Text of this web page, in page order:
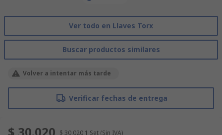
Ver todo en Llaves Torx
Buscar productos similares
Volver a intentar más tarde
Verificar fechas de entrega
$ 30.020 $ 30.020 1 Set (Sin IVA)